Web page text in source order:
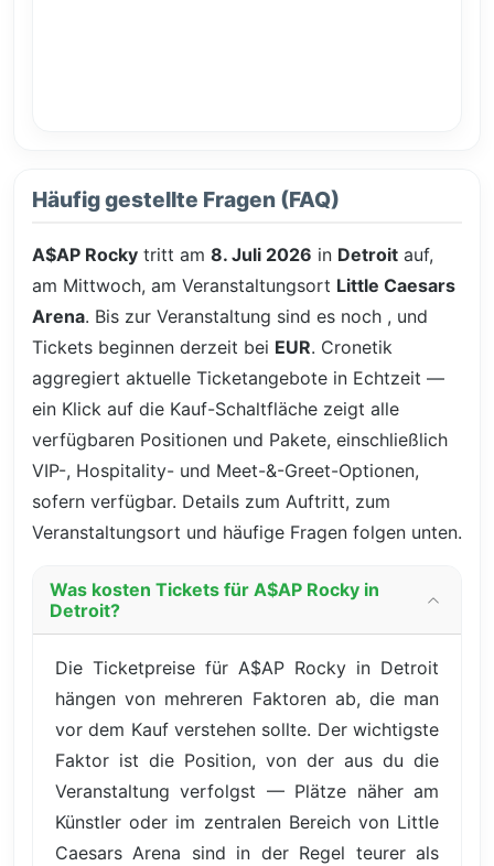
Häufig gestellte Fragen (FAQ)
A$AP Rocky tritt am 8. Juli 2026 in Detroit auf,
am Mittwoch, am Veranstaltungsort Little Caesars
Arena. Bis zur Veranstaltung sind es noch , und
Tickets beginnen derzeit bei EUR. Cronetik
aggregiert aktuelle Ticketangebote in Echtzeit —
ein Klick auf die Kauf-Schaltfläche zeigt alle
verfügbaren Positionen und Pakete, einschließlich
VIP-, Hospitality- und Meet-&-Greet-Optionen,
sofern verfügbar. Details zum Auftritt, zum
Veranstaltungsort und häufige Fragen folgen unten.
Was kosten Tickets für A$AP Rocky in
Detroit?
Die Ticketpreise für A$AP Rocky in Detroit
hängen von mehreren Faktoren ab, die man
vor dem Kauf verstehen sollte. Der wichtigste
Faktor ist die Position, von der aus du die
Veranstaltung verfolgst — Plätze näher am
Künstler oder im zentralen Bereich von Little
Caesars Arena sind in der Regel teurer als